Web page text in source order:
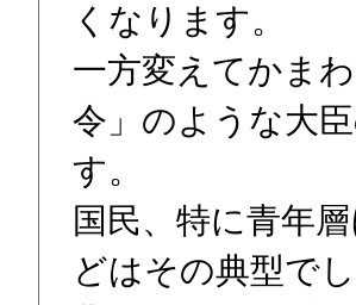
くなります。
一方変えてかま
令」のような大
す。
国民、特に青年
どはその典型で